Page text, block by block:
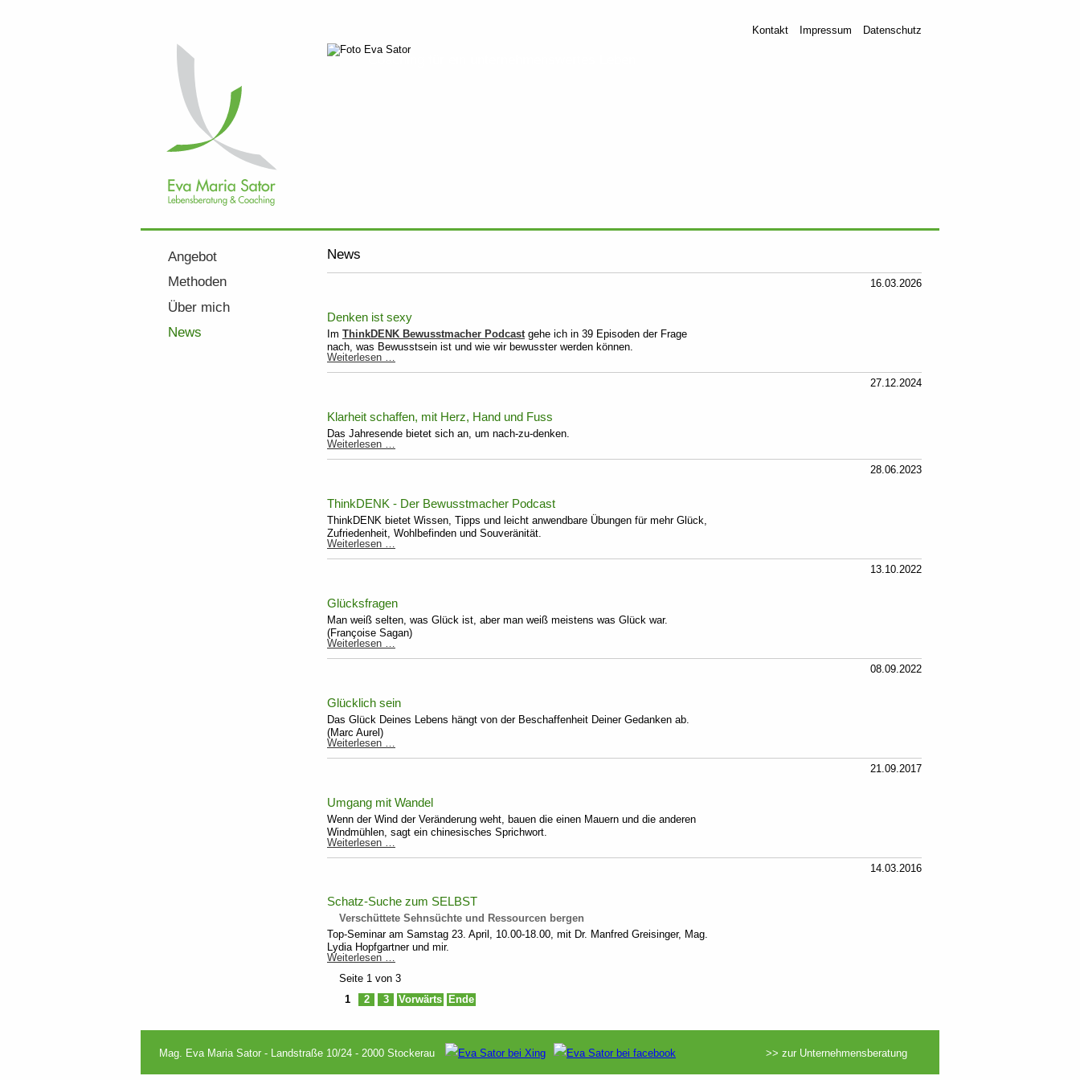
Kontakt
Impressum Datenschutz
News
16.03.2026
Denken ist sexy
Im ThinkDENK Bewusstmacher Podcast gehe ich in 39 Episoden der Frage
nach, was Bewusstsein ist und wie wir bewusster werden können.
Weiterlesen …
27.12.2024
Klarheit schaffen, mit Herz, Hand und Fuss
Das Jahresende bietet sich an, um nach-zu-denken.
Weiterlesen …
und
Fuss
28.06.2023
ThinkDENK - Der Bewusstmacher Podcast
ThinkDENK bietet Wissen, Tipps und leicht anwendbare Übungen für mehr Glück,
Zufriedenheit, Wohlbefinden und Souveränität.
Weiterlesen …
13.10.2022
Glücksfragen
Man weiß selten, was Glück ist, aber man weiß meistens was Glück war.
(Françoise Sagan)
Weiterlesen …Glücksfragen
08.09.2022
Glücklich sein
Das Glück Deines Lebens hängt von der Beschaffenheit Deiner Gedanken ab.
(Marc Aurel)
Weiterlesen …
21.09.2017
Umgang mit Wandel
Wenn der Wind der Veränderung weht, bauen die einen Mauern und die anderen
Windmühlen, sagt ein chinesisches Sprichwort.
Weiterlesen …
Umgang
14.03.2016
Schatz-Suche zum SELBST
Verschüttete Sehnsüchte und Ressourcen bergen
Top-Seminar am Samstag 23. April, 10.00-18.00, mit Dr. Manfred Greisinger, Mag.
Lydia Hopfgartner und mir.
Weiterlesen …
zum
SELBST
Seite 1 von 3
1
2 3 Vorwärts Ende
Navigation
überspringen
Angebot
Methoden
Über mich
News
Mag. Eva Maria Sator - Landstraße 10/24 - 2000 Stockerau >> zur Unternehmensberatung